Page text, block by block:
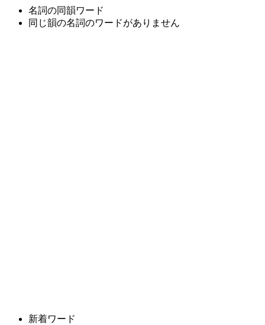
名詞の同韻ワード
同じ韻の名詞のワードがありません
新着ワード